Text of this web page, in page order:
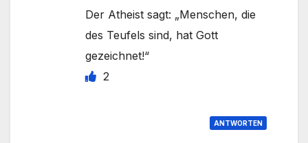
Der Atheist sagt: „Menschen, die
des Teufels sind, hat Gott
gezeichnet!“
2
ANTWORTEN